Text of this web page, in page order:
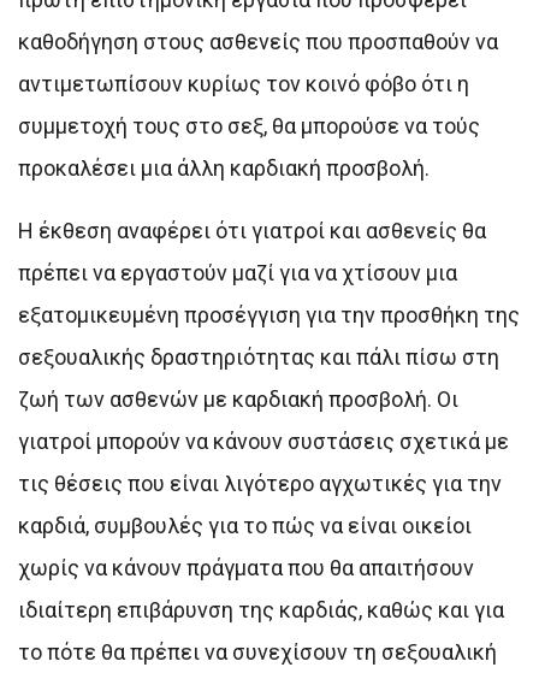
καθοδήγηση στους ασθενείς που προσπαθούν να
αντιμετωπίσουν κυρίως τον κοινό φόβο ότι η
συμμετοχή τους στο σεξ, θα μπορούσε να τούς
προκαλέσει μια άλλη καρδιακή προσβολή.
Η έκθεση αναφέρει ότι γιατροί και ασθενείς θα
πρέπει να εργαστούν μαζί για να χτίσουν μια
εξατομικευμένη προσέγγιση για την προσθήκη της
σεξουαλικής δραστηριότητας και πάλι πίσω στη
ζωή των ασθενών με καρδιακή προσβολή. Οι
γιατροί μπορούν να κάνουν συστάσεις σχετικά με
τις θέσεις που είναι λιγότερο αγχωτικές για την
καρδιά, συμβουλές για το πώς να είναι οικείοι
χωρίς να κάνουν πράγματα που θα απαιτήσουν
ιδιαίτερη επιβάρυνση της καρδιάς, καθώς και για
το πότε θα πρέπει να συνεχίσουν τη σεξουαλική